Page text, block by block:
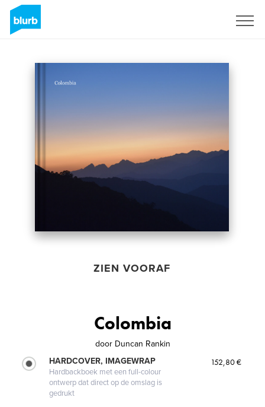
ZIEN VOORAF
Colombia
door Duncan Rankin
HARDCOVER, IMAGEWRAP
Hardbackboek met een full-colour
ontwerp dat direct op de omslag is
gedrukt
152,80 €